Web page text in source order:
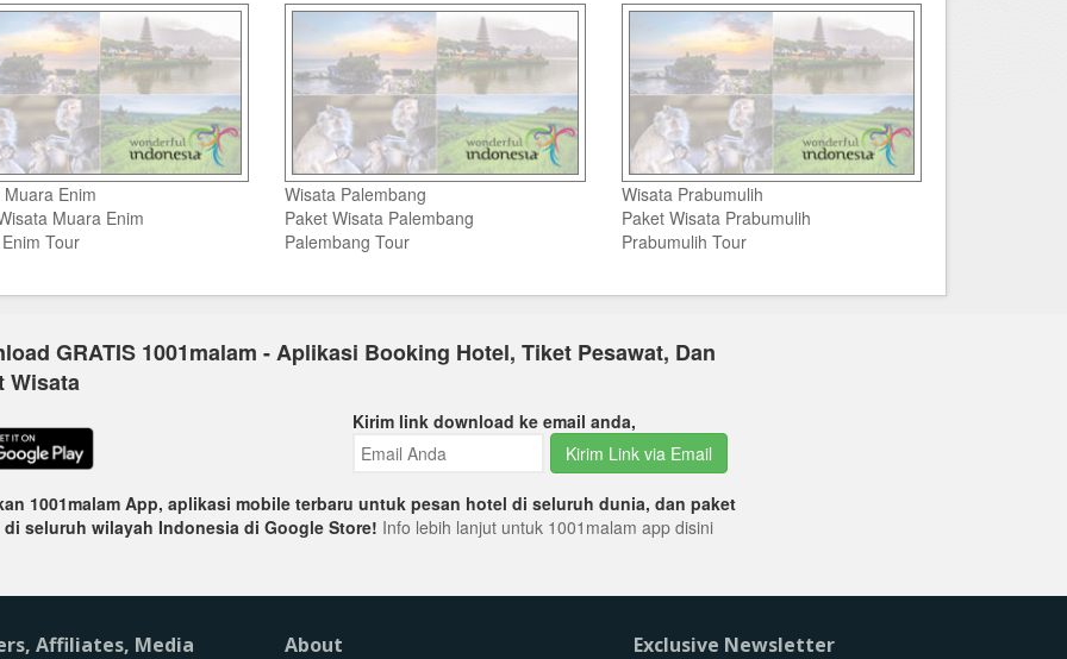
Karir@1001malam
Saran & Keluhan
FAQ
Contact Us
Enim
Muara Enim
Tour
Wisata Palembang
Paket Wisata Palembang
Palembang Tour
Wisata Prabumulih
Paket Wisata Prabumulih
Prabumulih Tour
GRATIS 1001malam - Aplikasi Booking Hotel, Tiket Pesawat, Dan
Wisata
Kirim link download ke email anda,
Kirim Link via Email
1001malam App, aplikasi mobile terbaru untuk pesan hotel di seluruh dunia, dan paket
di seluruh wilayah Indonesia di Google Store! Info lebih lanjut untuk 1001malam app disini
Affiliates, Media About Exclusive Newsletter